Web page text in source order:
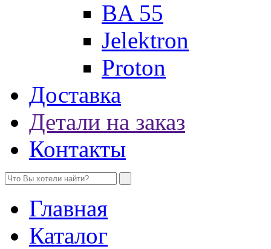
BA 55
Jelektron
Proton
Доставка
Детали на заказ
Контакты
Главная
Каталог